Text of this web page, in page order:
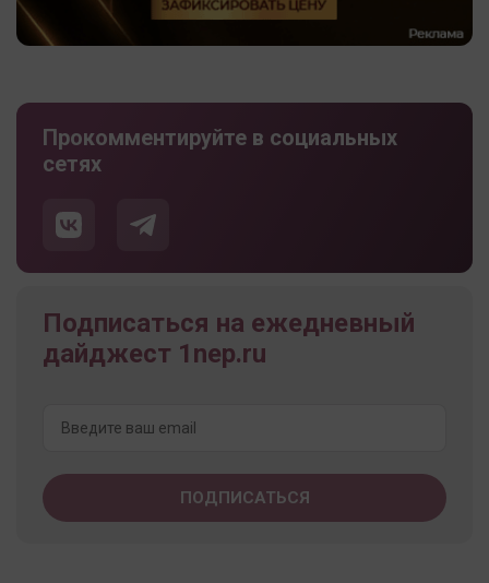
Прокомментируйте в социальных
сетях
Подписаться на ежедневный
дайджест 1nep.ru